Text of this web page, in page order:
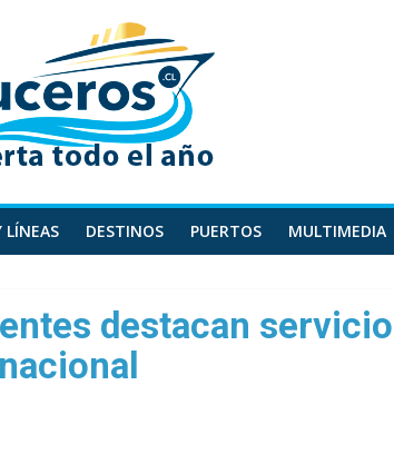
LÍNEAS DESTINOS PUERTOS MULTIMEDIA
destacan